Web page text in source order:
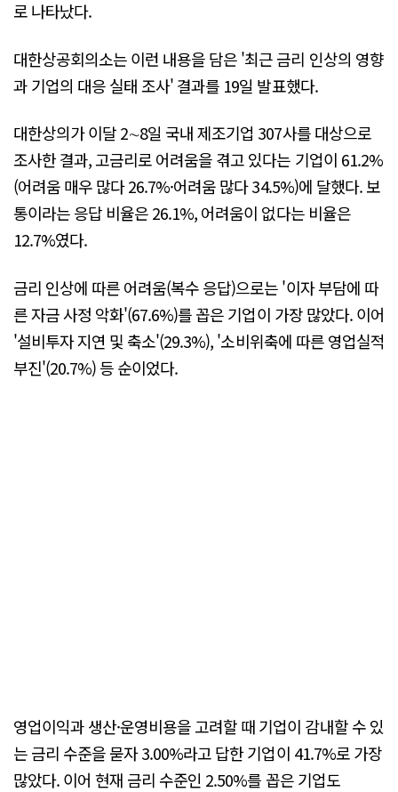
로 나타났다.
대한상공회의소는 이런 내용을 담은 '최근 금리 인상의 영향
과 기업의 대응 실태 조사' 결과를 19일 발표했다.
대한상의가 이달 2∼8일 국내 제조기업 307사를 대상으로
조사한 결과, 고금리로 어려움을 겪고 있다는 기업이 61.2%
(어려움 매우 많다 26.7%·어려움 많다 34.5%)에 달했다. 보
통이라는 응답 비율은 26.1%, 어려움이 없다는 비율은
12.7%였다.
금리 인상에 따른 어려움(복수 응답)으로는 '이자 부담에 따
른 자금 사정 악화'(67.6%)를 꼽은 기업이 가장 많았다. 이어
'설비투자 지연 및 축소'(29.3%), '소비위축에 따른 영업실적
부진'(20.7%) 등 순이었다.
영업이익과 생산·운영비용을 고려할 때 기업이 감내할 수 있
는 금리 수준을 묻자 3.00%라고 답한 기업이 41.7%로 가장
많았다. 이어 현재 금리 수준인 2.50%를 꼽은 기업도